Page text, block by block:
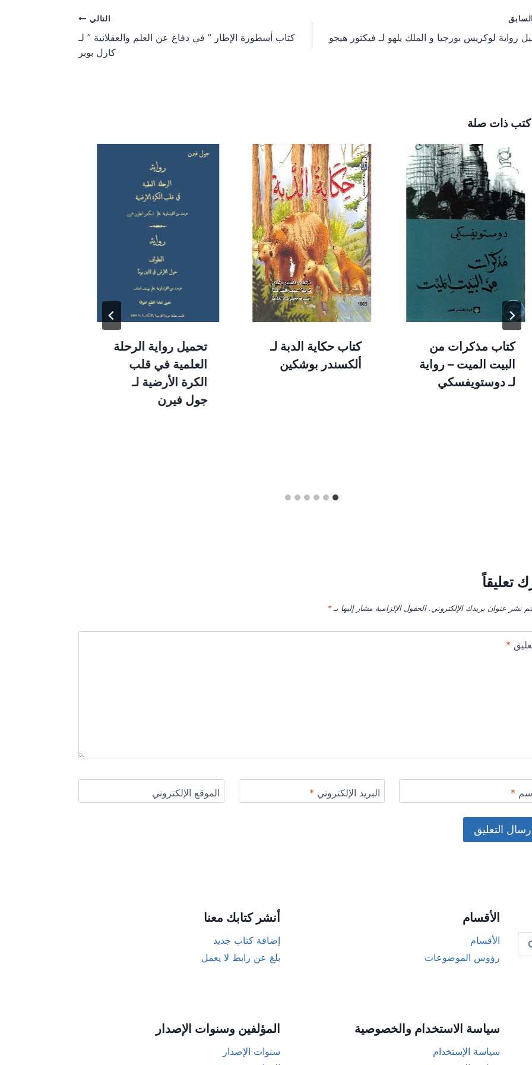
السابق
رواية لوكريس بورجيا و الملك يلهو لـ فيكتور هيجو
التالي
كتاب أسطورة الإطار ” في دفاع عن العلم والعقلانية ” لـ
كارل بوبر
كتب ذات صلة
كتاب مذكرات من
البيت الميت – رواية
لـ دوستويفسكي
كتاب حكاية الدبة لـ
ألكسندر بوشكين
تحميل رواية الرحلة
العلمية في قلب
الكرة الأرضية لـ
جول فيرن
تعليقاً
نشر عنوان بريدك الإلكتروني. الحقول الإلزامية مشار إليها بـ*
*
* البريد الإلكتروني * الموقع الإلكتروني
الأقسام
الأقسام
رؤوس الموضوعات
أنشر كتابك معنا
إضافة كتاب جديد
بلغ عن رابط لا يعمل
سياسة الاستخدام والخصوصية
سياسة الإستخدام
المؤلفين وسنوات الإصدار
سنوات الإصدار